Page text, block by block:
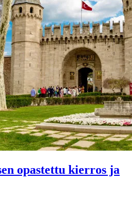
opastettu kierros ja